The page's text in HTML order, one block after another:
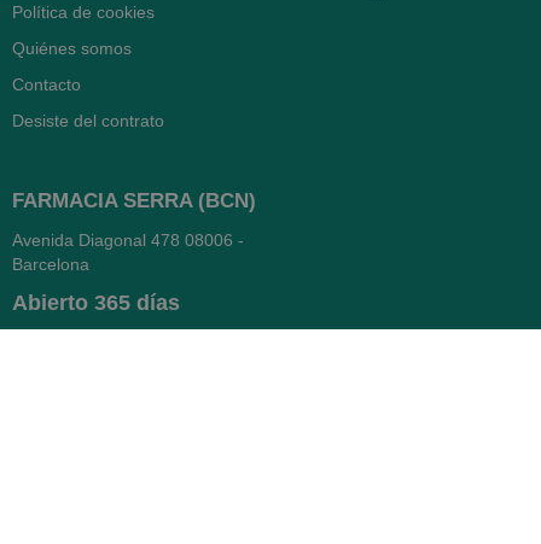
Política de cookies
Quiénes somos
Contacto
Desiste del contrato
FARMACIA SERRA (BCN)
Avenida Diagonal 478 08006 -
Barcelona
Abierto 365 días